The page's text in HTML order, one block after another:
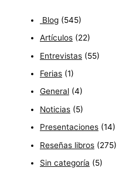
Blog (545)
Artículos (22)
Entrevistas (55)
Ferias (1)
General (4)
Noticias (5)
Presentaciones (14)
Reseñas libros (275)
Sin categoría (5)